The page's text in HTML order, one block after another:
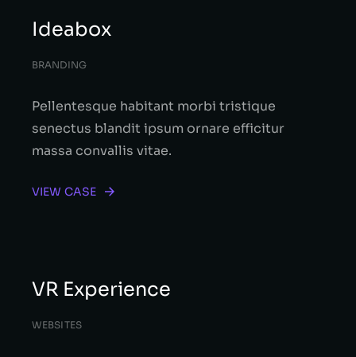
Ideabox
BRANDING
Pellentesque habitant morbi tristique
senectus blandit ipsum ornare efficitur
massa convallis vitae.
VIEW CASE
VR Experience
WEBSITES